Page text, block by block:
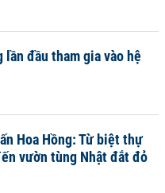
lần đầu tham gia vào hệ
Hoa Hồng: Từ biệt thự
vườn tùng Nhật đắt đỏ